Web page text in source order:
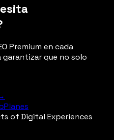
Premium en cada
garantizar que no solo
Planes
of Digital Experiences